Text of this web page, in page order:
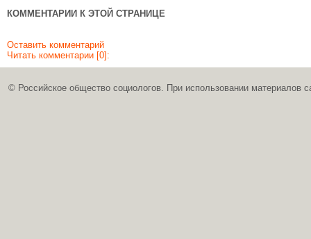
КОММЕНТАРИИ К ЭТОЙ СТРАНИЦЕ
Оставить комментарий
Читать комментарии [0]:
© Российское общество социологов. При использовании материалов